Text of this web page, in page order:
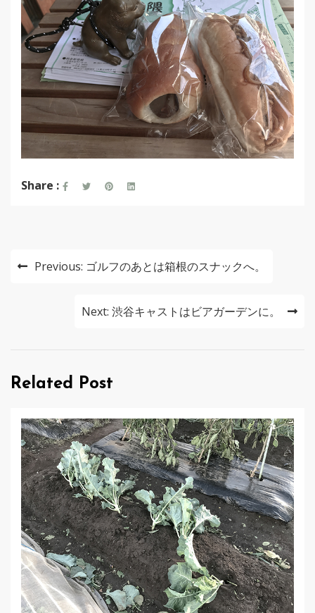
Share :
投
ー
ョ
ン
Previous: ゴルフのあとは箱根のスナックへ。
Next: 渋谷キャストはビアガーデンに。
Related Post